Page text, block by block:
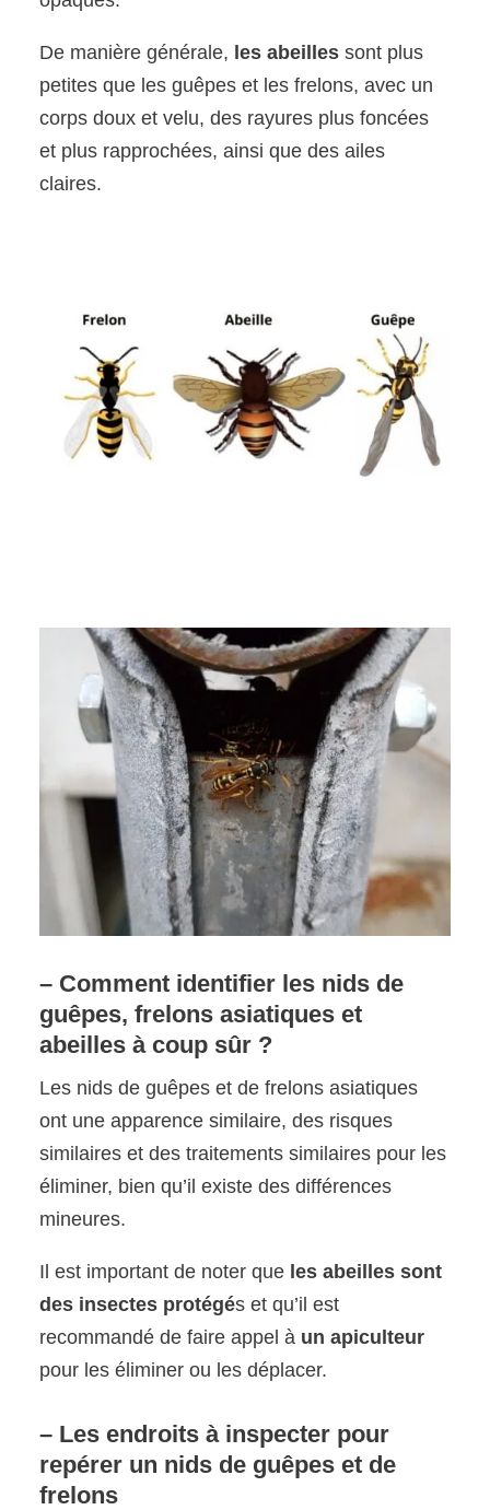
De manière générale, les abeilles sont plus
petites que les guêpes et les frelons, avec un
corps doux et velu, des rayures plus foncées
et plus rapprochées, ainsi que des ailes
claires.
– Comment identifier les nids de
guêpes, frelons asiatiques et
abeilles à coup sûr ?
Les nids de guêpes et de frelons asiatiques
ont une apparence similaire, des risques
similaires et des traitements similaires pour les
éliminer, bien qu’il existe des différences
mineures.
Il est important de noter que les abeilles sont
des insectes protégés et qu’il est
recommandé de faire appel à un apiculteur
pour les éliminer ou les déplacer.
– Les endroits à inspecter pour
repérer un nids de guêpes et de
frelons